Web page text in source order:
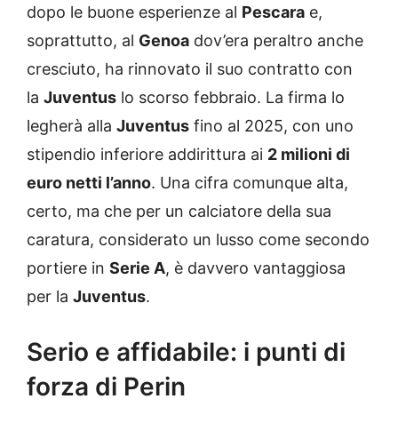
dopo le buone esperienze al Pescara e,
soprattutto, al Genoa dov’era peraltro anche
cresciuto, ha rinnovato il suo contratto con
la Juventus lo scorso febbraio. La firma lo
legherà alla Juventus fino al 2025, con uno
stipendio inferiore addirittura ai 2 milioni di
euro netti l’anno. Una cifra comunque alta,
certo, ma che per un calciatore della sua
caratura, considerato un lusso come secondo
portiere in Serie A, è davvero vantaggiosa
per la Juventus.
Serio e affidabile: i punti di
forza di Perin